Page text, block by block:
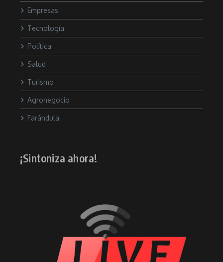
Empresas
Tecnología
Política
Salud
Turismo
Agronegocio
Farándula
¡Sintoniza ahora!